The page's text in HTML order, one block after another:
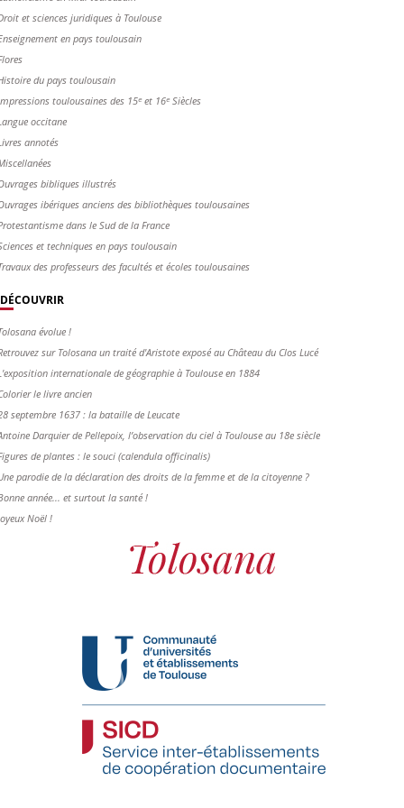
et sciences juridiques à Toulouse
en pays toulousain
du pays toulousain
toulousaines des 15ᵉ et 16ᵉ Siècles
occitane
annotés
bibliques illustrés
ibériques anciens des bibliothèques toulousaines
dans le Sud de la France
et techniques en pays toulousain
des professeurs des facultés et écoles toulousaines
DÉCOUVRIR
évolue !
sur Tolosana un traité d'Aristote exposé au Château du Clos Lucé
internationale de géographie à Toulouse en 1884
le livre ancien
septembre 1637 : la bataille de Leucate
Darquier de Pellepoix, l’observation du ciel à Toulouse au 18e siècle
de plantes : le souci (calendula officinalis)
parodie de la déclaration des droits de la femme et de la citoyenne ?
année... et surtout la santé !
Noël !